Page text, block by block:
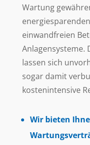
Wartung
einwandfreien
Anlagensysteme.
lassen sich
sogar damit
kostenintensive
Wir bieten